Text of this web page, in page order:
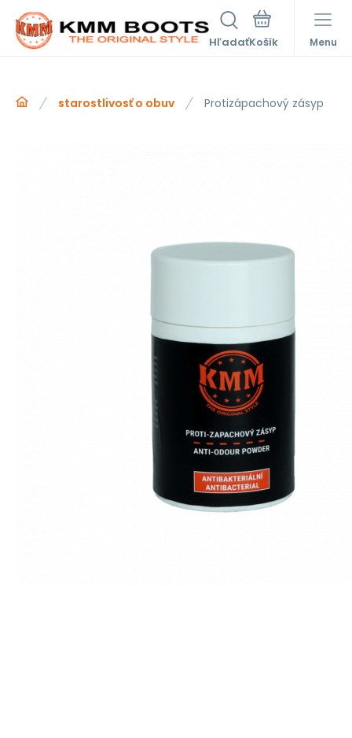
Hľadať Menu
starostlivosť o obuv Protizápachový zásyp